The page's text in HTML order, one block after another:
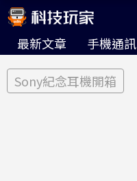
最新文章 手機通訊
Sony紀念耳機開箱